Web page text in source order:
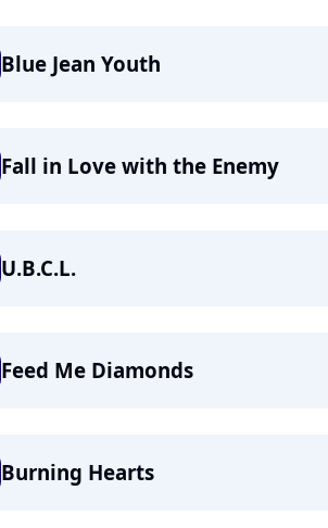
Blue Jean Youth
Fall in Love with the Enemy
U.B.C.L.
Feed Me Diamonds
Burning Hearts